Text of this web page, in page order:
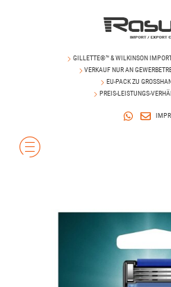
GILLETTE®™ & WILKINSON IMPORT
VERKAUF NUR AN
EU-PACK ZU
PREIS-LEISTUNGS-